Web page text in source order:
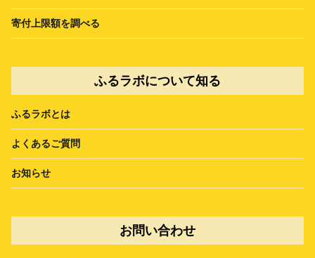
寄付上限額を調べる
ふるラボについて知る
ふるラボとは
よくあるご質問
お知らせ
お問い合わせ